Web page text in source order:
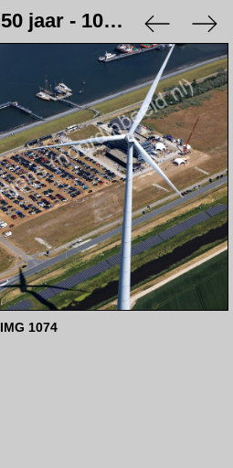
Eemshaven 50 jaar - 10 juni 2023
IMG 1074